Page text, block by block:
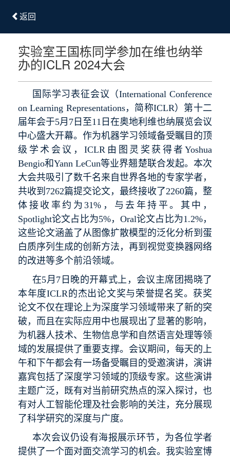
返回
实验室王国栋同学参加在维也纳举
办的ICLR 2024大会
国际学习表征会议（International Conference
on Learning Representations，简称ICLR）第十二
届年会于5月7日至11日在奥地利维也纳展览会议
中心盛大开幕。作为机器学习领域备受瞩目的顶
级学术会议，ICLR由图灵奖获得者Yoshua
Bengio和Yann LeCun等业界翘楚联合发起。本次
大会共吸引了数千名来自世界各地的专家学者，
共收到7262篇提交论文，最终接收了2260篇，整
体接收率约为31%，与去年持平。其中，
Spotlight论文占比为5%，Oral论文占比为1.2%，
这些论文涵盖了从图像扩散模型的泛化分析到蛋
白质序列生成的创新方法，再到视觉变换器网络
的改进等多个前沿领域。
在5月7日晚的开幕式上，会议主席团揭晓了
本年度ICLR的杰出论文奖与荣誉提名奖。获奖
论文不仅在理论上为深度学习领域带来了新的突
破，而且在实际应用中也展现出了显著的影响，
为机器人技术、生物信息学和自然语言处理等领
域的发展提供了重要支撑。会议期间，每天的上
午和下午都会有一场备受瞩目的受邀演讲，演讲
嘉宾包括了深度学习领域的顶级专家。这些演讲
主题广泛，既有对当前研究热点的深入探讨，也
有对人工智能伦理及社会影响的关注，充分展现
了科学研究的深度与广度。
本次会议仍设有海报展示环节，为各位学者
提供了一个面对面交流学习的机会。我实验室博